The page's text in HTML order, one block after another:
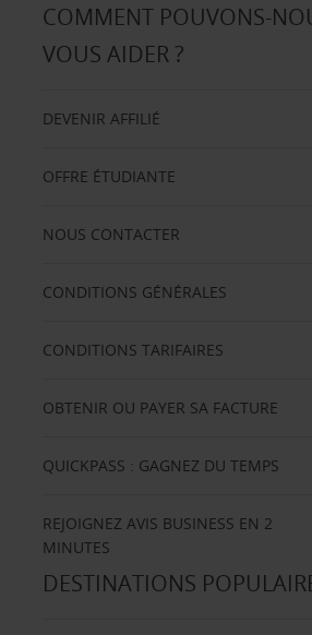
COMMENT POUVONS-
VOUS AIDER ?
DEVENIR AFFILIÉ
OFFRE ÉTUDIANTE
NOUS CONTACTER
CONDITIONS GÉNÉRALES
CONDITIONS TARIFAIRES
OBTENIR OU PAYER SA FACTURE
QUICKPASS : GAGNEZ DU TEMPS
REJOIGNEZ AVIS BUSINESS EN 2
MINUTES
DESTINATIONS